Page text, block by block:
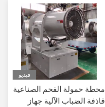
فيديو
محطة حمولة الفحم الصناعية
قاذفة الضباب الآلية جهاز